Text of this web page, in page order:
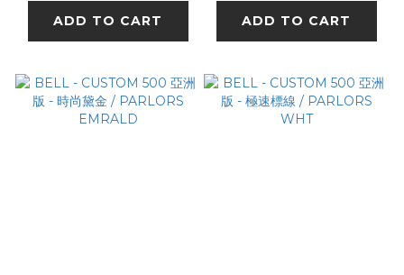
ADD TO CART ADD TO CART